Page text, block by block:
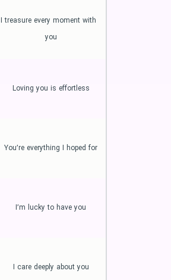
I treasure every moment with
you
Loving you is effortless
You’re everything I hoped for
I’m lucky to have you
I care deeply about you